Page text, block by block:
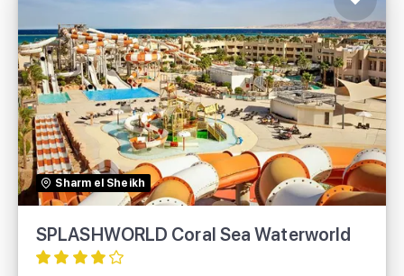
Sharm el Sheikh
SPLASHWORLD Coral Sea Waterworld
SPLASHWORLD Coral Sea Waterworld
TUI